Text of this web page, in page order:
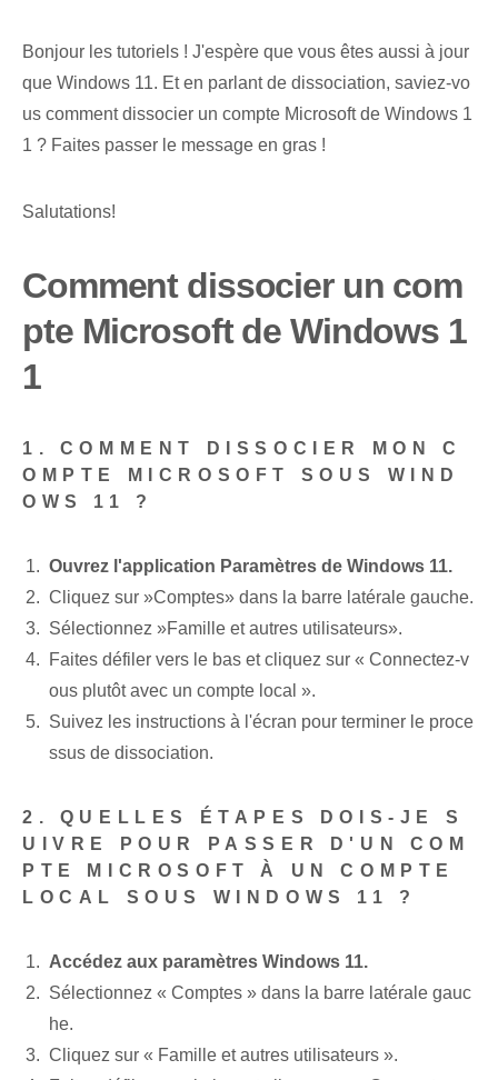
Bonjour les tutoriels ! J'espère que vous êtes aussi à jour
que Windows 11. Et en parlant de dissociation, saviez-vo
us comment dissocier un compte Microsoft de Windows 1
1 ? Faites passer le message en gras !
Salutations!
Comment dissocier un com
pte Microsoft de Windows 1
1
1. COMMENT DISSOCIER MON C
OMPTE MICROSOFT SOUS WIND
OWS 11 ?
Ouvrez l'application Paramètres de Windows 11.
Cliquez sur ‌»Comptes» ⁢dans la barre latérale gauche.
Sélectionnez ⁣»Famille et autres utilisateurs».
Faites défiler vers le bas et cliquez sur « Connectez-v
ous plutôt avec un compte local ».
Suivez les instructions à l'écran pour terminer le proce
ssus de dissociation.
2. QUELLES ÉTAPES DOIS-JE S
UIVRE POUR PASSER D'UN COM
PTE MICROSOFT À UN COMPTE
LOCAL SOUS WINDOWS 11 ?
Accédez aux paramètres Windows ⁢11.
Sélectionnez‌ « Comptes »‌ dans la barre latérale gauc
he.
Cliquez sur​ « Famille et autres utilisateurs ».